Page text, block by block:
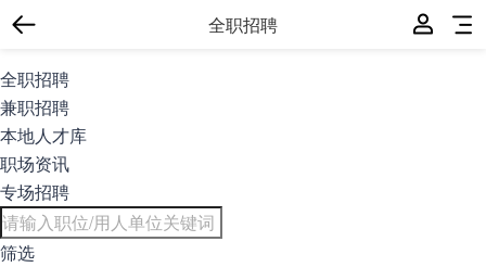
全职招聘
全职招聘
兼职招聘
本地人才库
职场资讯
专场招聘
筛选